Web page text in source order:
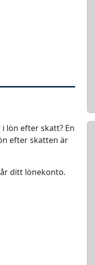
lön efter skatt? En
efter skatten är
ditt lönekonto.